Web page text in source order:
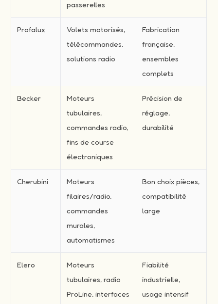
passerelles
Profalux
Volets motorisés,
télécommandes,
solutions radio
Fabrication
française,
ensembles
complets
Becker
Moteurs
tubulaires,
commandes radio,
fins de course
électroniques
Précision de
réglage,
durabilité
Cherubini
Moteurs
filaires/radio,
commandes
murales,
automatismes
Bon choix pièces,
compatibilité
large
Elero
Moteurs
tubulaires, radio
ProLine, interfaces
Fiabilité
industrielle,
usage intensif